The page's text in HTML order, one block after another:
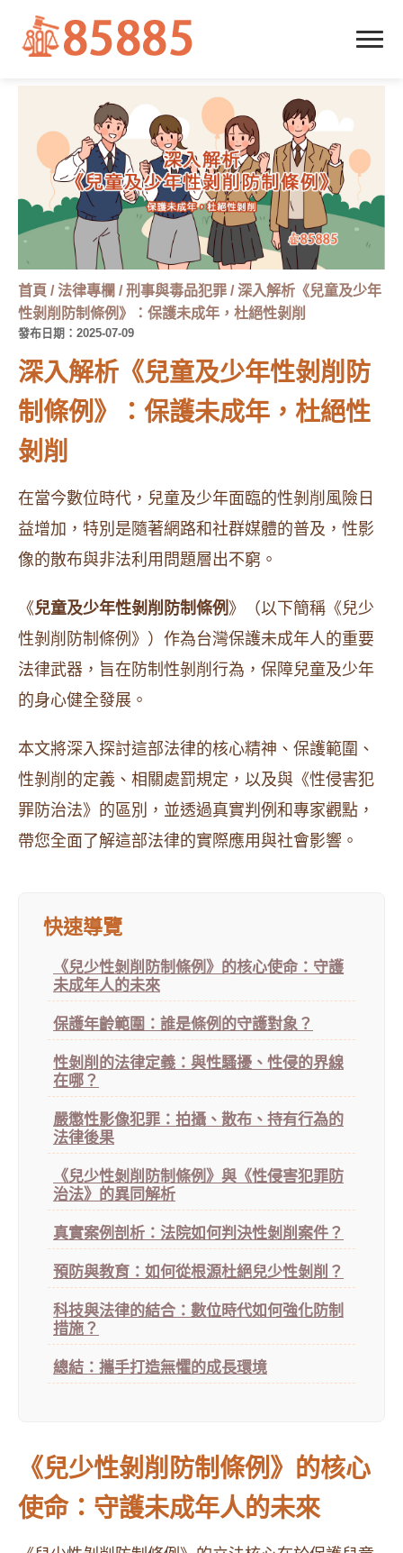
首頁 /法律專欄 /刑事與毒品犯罪 /深入解析《兒童及少年
性剝削防制條例》：保護未成年，杜絕性剝削
發布日期：2025-07-09
深入解析《兒童及少年性剝削防
制條例》：保護未成年，杜絕性
剝削
在當今數位時代，兒童及少年面臨的性剝削風險日
益增加，特別是隨著網路和社群媒體的普及，性影
像的散布與非法利用問題層出不窮。
《兒童及少年性剝削防制條例 》（以下簡稱《兒少
性剝削防制條例》）作為台灣保護未成年人的重要
法律武器，旨在防制性剝削行為，保障兒童及少年
的身心健全發展。
本文將深入探討這部法律的核心精神、保護範圍、
性剝削的定義、相關處罰規定，以及與《性侵害犯
罪防治法》的區別，並透過真實判例和專家觀點，
帶您全面了解這部法律的實際應用與社會影響。
快速導覽
《兒少性剝削防制條例》的核心使命：守護
未成年人的未來
保護年齡範圍：誰是條例的守護對象？
性剝削的法律定義：與性騷擾、性侵的界線
在哪？
嚴懲性影像犯罪：拍攝、散布、持有行為的
法律後果
《兒少性剝削防制條例》與《性侵害犯罪防
治法》的異同解析
真實案例剖析：法院如何判決性剝削案件？
預防與教育：如何從根源杜絕兒少性剝削？
科技與法律的結合：數位時代如何強化防制
措施？
總結：攜手打造無懼的成長環境
《兒少性剝削防制條例》的核心
使命：守護未成年人的未來